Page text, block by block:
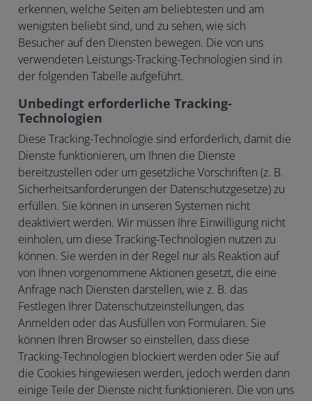
erkennen, welche Seiten am beliebtesten und am
wenigsten beliebt sind, und zu sehen, wie sich
Besucher auf den Diensten bewegen. Die von uns
verwendeten Leistungs-Tracking-Technologien sind in
der folgenden Tabelle aufgeführt.
Unbedingt erforderliche Tracking-
Technologien
Diese Tracking-Technologie sind erforderlich, damit die
Dienste funktionieren, um Ihnen die Dienste
bereitzustellen oder um gesetzliche Vorschriften (z. B.
Sicherheitsanforderungen der Datenschutzgesetze) zu
erfüllen. Sie können in unseren Systemen nicht
deaktiviert werden. Wir müssen Ihre Einwilligung nicht
einholen, um diese Tracking-Technologien nutzen zu
können. Sie werden in der Regel nur als Reaktion auf
von Ihnen vorgenommene Aktionen gesetzt, die eine
Anfrage nach Diensten darstellen, wie z. B. das
Festlegen Ihrer Datenschutzeinstellungen, das
Anmelden oder das Ausfüllen von Formularen. Sie
können Ihren Browser so einstellen, dass diese
Tracking-Technologien blockiert werden oder Sie auf
die Cookies hingewiesen werden, jedoch werden dann
einige Teile der Dienste nicht funktionieren. Die von uns